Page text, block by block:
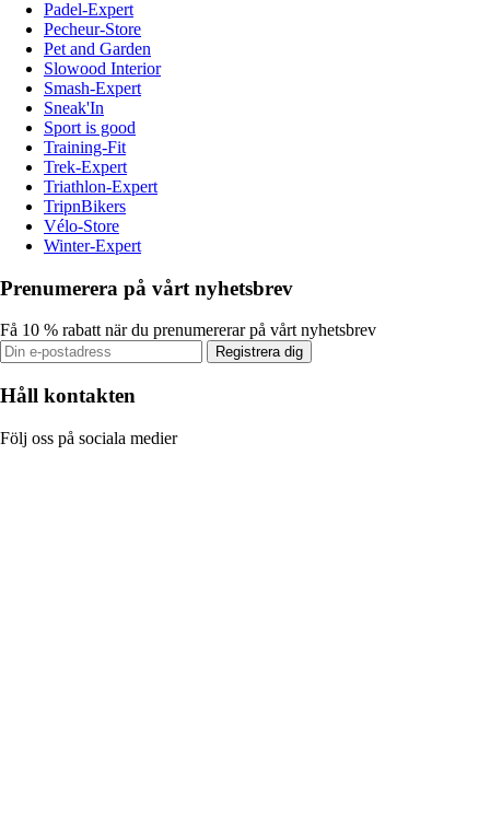
Padel-Expert
Pecheur-Store
Pet and Garden
Slowood Interior
Smash-Expert
Sneak'In
Sport is good
Training-Fit
Trek-Expert
Triathlon-Expert
TripnBikers
Vélo-Store
Winter-Expert
Prenumerera på vårt nyhetsbrev
Få 10 % rabatt när du prenumererar på vårt nyhetsbrev
Registrera dig
Håll kontakten
Följ oss på sociala medier